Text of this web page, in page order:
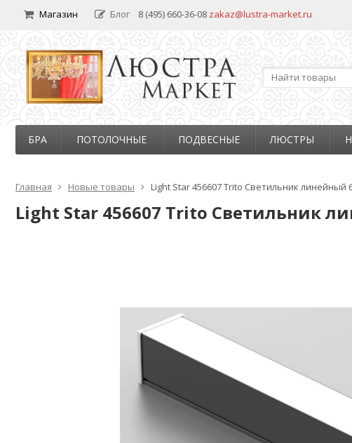
Магазин Блог 8 (495) 660-36-08 zakaz@lustra-market.ru
БРА ПОТОЛОЧНЫЕ ПОДВЕСНЫЕ ЛЮСТРЫ
Главная Новые товары Light Star 456607 Trito Светильник линейный
Light Star 456607 Trito Светильник